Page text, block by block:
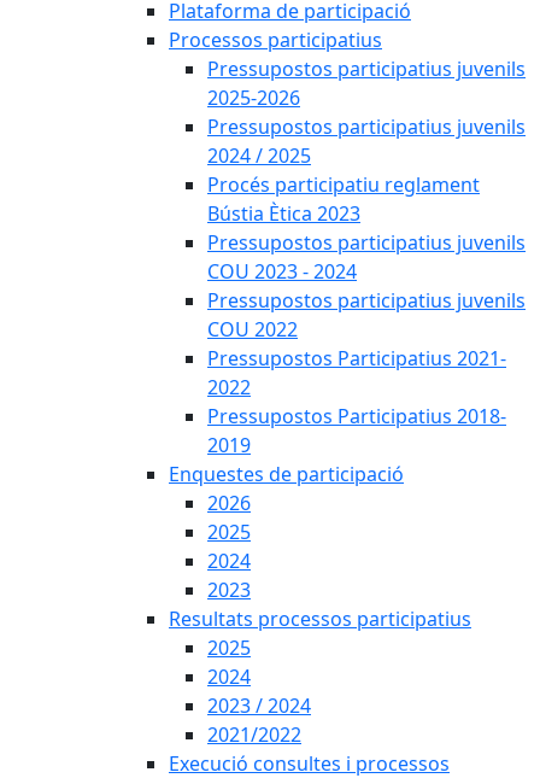
Plataforma de participació
Processos participatius
Pressupostos participatius juvenils
2025-2026
Pressupostos participatius juvenils
2024 / 2025
Procés participatiu reglament
Bústia Ètica 2023
Pressupostos participatius juvenils
COU 2023 - 2024
Pressupostos participatius juvenils
COU 2022
Pressupostos Participatius 2021-
2022
Pressupostos Participatius 2018-
2019
Enquestes de participació
2026
2025
2024
2023
Resultats processos participatius
2025
2024
2023 / 2024
2021/2022
Execució consultes i processos